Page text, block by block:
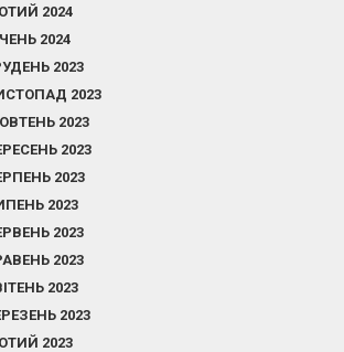
2024
2024
2023
2023
2023
2023
2023
2023
2023
2023
2023
2023
2023